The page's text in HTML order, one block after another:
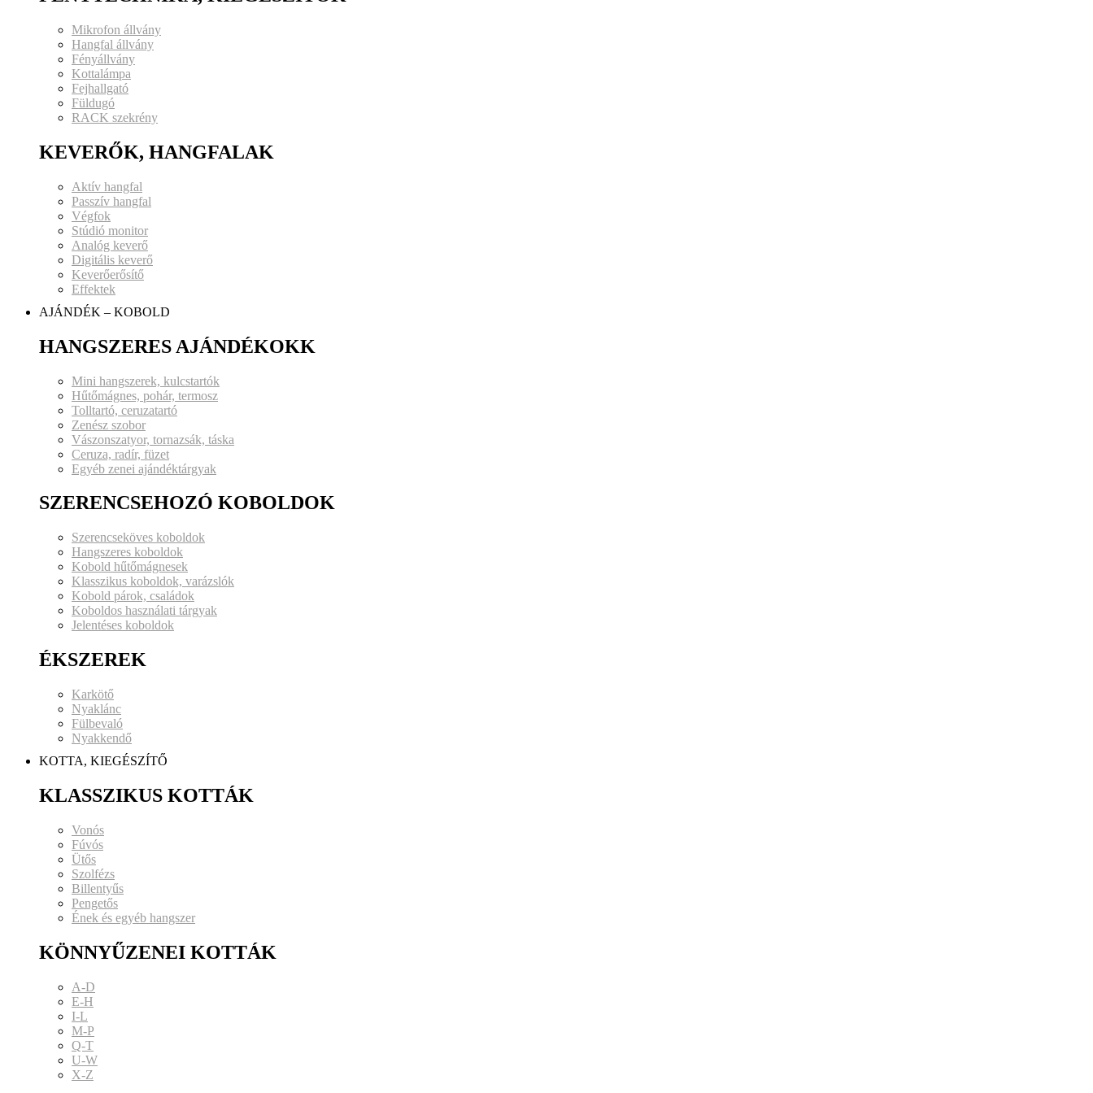
Mikrofon állvány
Hangfal állvány
Fényállvány
Kottalámpa
Fejhallgató
Füldugó
RACK szekrény
KEVERŐK, HANGFALAK
Aktív hangfal
Passzív hangfal
Végfok
Stúdió monitor
Analóg keverő
Digitális keverő
Keverőerősítő
Effektek
AJÁNDÉK – KOBOLD
HANGSZERES AJÁNDÉKOKK
Mini hangszerek, kulcstartók
Hűtőmágnes, pohár, termosz
Tolltartó, ceruzatartó
Zenész szobor
Vászonszatyor, tornazsák, táska
Ceruza, radír, füzet
Egyéb zenei ajándéktárgyak
SZERENCSEHOZÓ KOBOLDOK
Szerencseköves koboldok
Hangszeres koboldok
Kobold hűtőmágnesek
Klasszikus koboldok, varázslók
Kobold párok, családok
Koboldos használati tárgyak
Jelentéses koboldok
ÉKSZEREK
Karkötő
Nyaklánc
Fülbevaló
Nyakkendő
KOTTA, KIEGÉSZÍTŐ
KLASSZIKUS KOTTÁK
Vonós
Fúvós
Ütős
Szolfézs
Billentyűs
Pengetős
Ének és egyéb hangszer
KÖNNYŰZENEI KOTTÁK
A-D
E-H
I-L
M-P
Q-T
U-W
X-Z